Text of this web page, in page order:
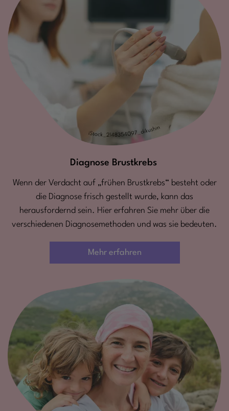
Diagnose Brustkrebs
Wenn der Verdacht auf „frühen Brustkrebs“ besteht oder
die Diagnose frisch gestellt wurde, kann das
herausfordernd sein. Hier erfahren Sie mehr über die
verschiedenen Diagnosemethoden und was sie bedeuten.
Mehr erfahren